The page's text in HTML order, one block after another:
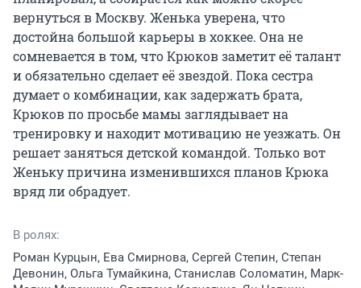
вернуться в Москву. Женька уверена, что
достойна большой карьеры в хоккее. Она не
сомневается в том, что Крюков заметит её талант
и обязательно сделает её звездой. Пока сестра
думает о комбинации, как задержать брата,
Крюков по просьбе мамы заглядывает на
тренировку и находит мотивацию не уезжать. Он
решает заняться детской командой. Только вот
Женьку причина изменившихся планов Крюка
вряд ли обрадует.
В ролях:
Роман Курцын, Ева Смирнова, Сергей Степин, Степан
Девонин, Ольга Тумайкина, Станислав Соломатин, Марк-